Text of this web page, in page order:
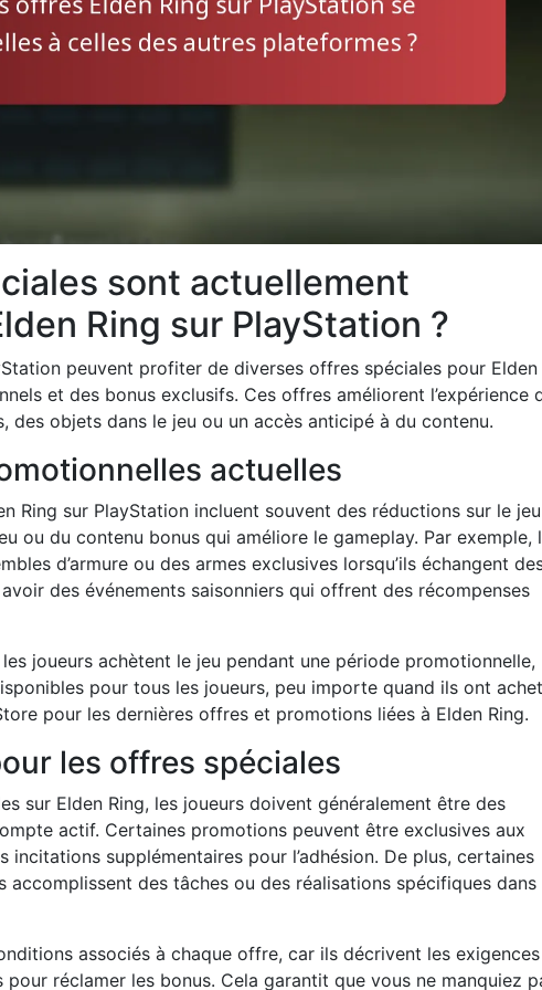
sont actuellement
Ring sur PlayStation ?
peuvent profiter de diverses offres spéciales pour Elden
et des bonus exclusifs. Ces offres améliorent l’expérience
des objets dans le jeu ou un accès anticipé à du contenu.
actuelles
Ring sur PlayStation incluent souvent des réductions sur le
ou du contenu bonus qui améliore le gameplay. Par exemple,
d’armure ou des armes exclusives lorsqu’ils échangent
des événements saisonniers qui offrent des récompenses
joueurs achètent le jeu pendant une période promotionnelle,
pour tous les joueurs, peu importe quand ils ont
pour les dernières offres et promotions liées à Elden Ring.
les offres spéciales
sur Elden Ring, les joueurs doivent généralement être des
actif. Certaines promotions peuvent être exclusives aux
incitations supplémentaires pour l’adhésion. De plus, certaines
des tâches ou des réalisations spécifiques dans
associés à chaque offre, car ils décrivent les exigences
pour réclamer les bonus. Cela garantit que vous ne manquiez